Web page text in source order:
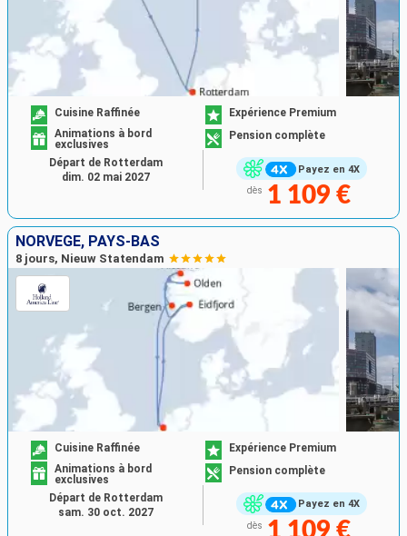
Payez en 4X
Cuisine Raffinée
Expérience Premium
Animations à bord
exclusives
Pension complète
dès 1 109 €
Départ de Rotterdam
dim. 02 mai 2027
NORVÈGE, PAYS-BAS
8 jours, Nieuw Statendam
Payez en 4X
Cuisine Raffinée
Expérience Premium
Animations à bord
exclusives
Pension complète
dès 1 109 €
Départ de Rotterdam
sam. 30 oct. 2027